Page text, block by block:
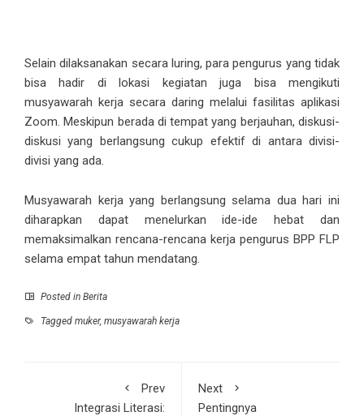
Selain dilaksanakan secara luring, para pengurus yang tidak
bisa hadir di lokasi kegiatan juga bisa mengikuti
musyawarah kerja secara daring melalui fasilitas aplikasi
Zoom. Meskipun berada di tempat yang berjauhan, diskusi-
diskusi yang berlangsung cukup efektif di antara divisi-
divisi yang ada.
Musyawarah kerja yang berlangsung selama dua hari ini
diharapkan dapat menelurkan ide-ide hebat dan
memaksimalkan rencana-rencana kerja pengurus BPP FLP
selama empat tahun mendatang.
Posted in Berita
Tagged muker, musyawarah kerja
Prev
Integrasi Literasi:
Next
Pentingnya